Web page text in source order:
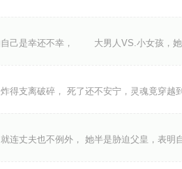
是幸还不幸， 大男人VS.小女孩，
得支离破碎， 死了还不安宁，灵魂竟穿
连丈夫也不例外， 她半是胁迫父皇，表明